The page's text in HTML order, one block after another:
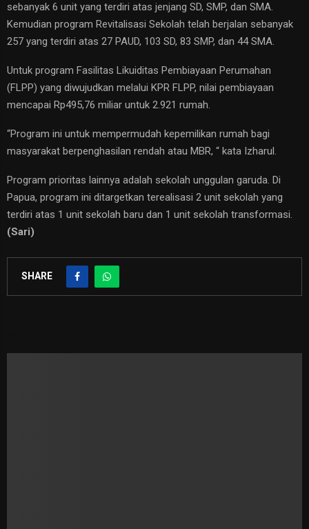
sebanyak 6 unit yang terdiri atas jenjang SD, SMP, dan SMA.
Kemudian program Revitalisasi Sekolah telah berjalan sebanyak
257 yang terdiri atas 27 PAUD, 103 SD, 83 SMP, dan 44 SMA.
Untuk program Fasilitas Likuiditas Pembiayaan Perumahan
(FLPP) yang diwujudkan melalui KPR FLPP, nilai pembiayaan
mencapai Rp495,76 miliar untuk 2.921 rumah.
“Program ini untuk mempermudah kepemilikan rumah bagi
masyarakat berpenghasilan rendah atau MBR, “ kata Izharul.
Program prioritas lainnya adalah sekolah unggulan garuda. Di
Papua, program ini ditargetkan terealisasi 2 unit sekolah yang
terdiri atas 1 unit sekolah baru dan 1 unit sekolah transformasi.
(Sari)
SHARE